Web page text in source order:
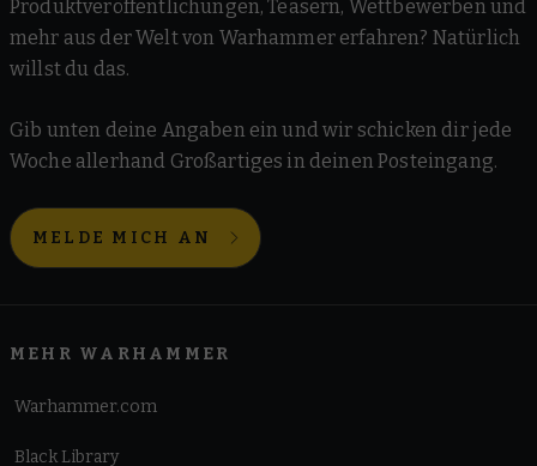
Produktveröffentlichungen, Teasern, Wettbewerben und
mehr aus der Welt von Warhammer erfahren? Natürlich
willst du das.
Gib unten deine Angaben ein und wir schicken dir jede
Woche allerhand Großartiges in deinen Posteingang.
MELDE MICH AN
MEHR WARHAMMER
Warhammer.com
Black Library